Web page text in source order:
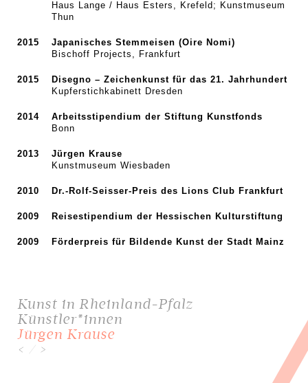
Haus Lange / Haus Esters, Krefeld; Kunstmuseum
Thun
2015
Japanisches Stemmeisen (Oire Nomi)
Bischoff Projects, Frankfurt
2015
Disegno – Zeichenkunst für das 21. Jahrhundert
Kupferstichkabinett Dresden
2014
Arbeitsstipendium der Stiftung Kunstfonds
Bonn
2013
Jürgen Krause
Kunstmuseum Wiesbaden
2010 Dr.-Rolf-Seisser-Preis des Lions Club Frankfurt
2009 Reisestipendium der Hessischen Kulturstiftung
2009 Förderpreis für Bildende Kunst der Stadt Mainz
Kunst in Rheinland-Pfalz
Künstler*innen
Jürgen Krause
<
>